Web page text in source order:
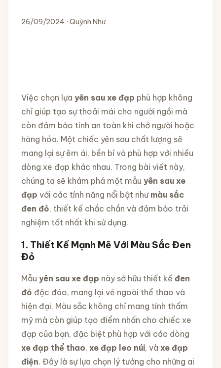
26/09/2024 · Quỳnh Như
Việc chọn lựa yên sau xe đạp phù hợp không
chỉ giúp tạo sự thoải mái cho người ngồi mà
còn đảm bảo tính an toàn khi chở người hoặc
hàng hóa. Một chiếc yên sau chất lượng sẽ
mang lại sự êm ái, bền bỉ và phù hợp với nhiều
dòng xe đạp khác nhau. Trong bài viết này,
chúng ta sẽ khám phá một mẫu yên sau xe
đạp với các tính năng nổi bật như màu sắc
đen đỏ, thiết kế chắc chắn và đảm bảo trải
nghiệm tốt nhất khi sử dụng.
1. Thiết Kế Mạnh Mẽ Với Màu Sắc Đen
Đỏ
Mẫu yên sau xe đạp này sở hữu thiết kế đen
đỏ độc đáo, mang lại vẻ ngoài thể thao và
hiện đại. Màu sắc không chỉ mang tính thẩm
mỹ mà còn giúp tạo điểm nhấn cho chiếc xe
đạp của bạn, đặc biệt phù hợp với các dòng
xe đạp thể thao, xe đạp leo núi, và xe đạp
điện. Đây là sự lựa chọn lý tưởng cho những ai